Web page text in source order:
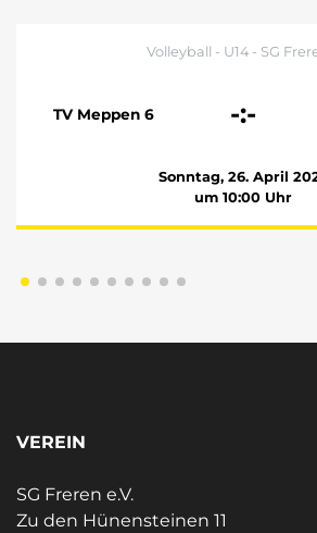
Volleyball - U14 - SG
TV Meppen 6 -:-
Sonntag, 26. April
um 10:00 Uhr
VEREIN
SG Freren e.V.
Zu den Hünensteinen 11